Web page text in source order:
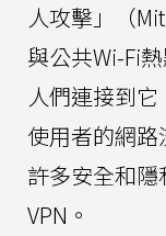
人攻擊」（
與公共Wi-Fi
人們連接到
使用者的網
許多安全和
VPN。